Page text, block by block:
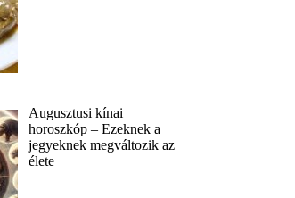
Augusztusi kínai
horoszkóp – Ezeknek a
jegyeknek megváltozik az
élete